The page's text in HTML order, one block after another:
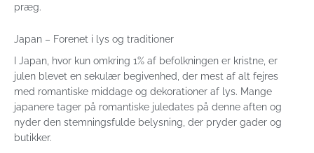
præg.
Japan – Forenet i lys og traditioner
I Japan, hvor kun omkring 1% af befolkningen er kristne, er
julen blevet en sekulær begivenhed, der mest af alt fejres
med romantiske middage og dekorationer af lys. Mange
japanere tager på romantiske juledates på denne aften og
nyder den stemningsfulde belysning, der pryder gader og
butikker.